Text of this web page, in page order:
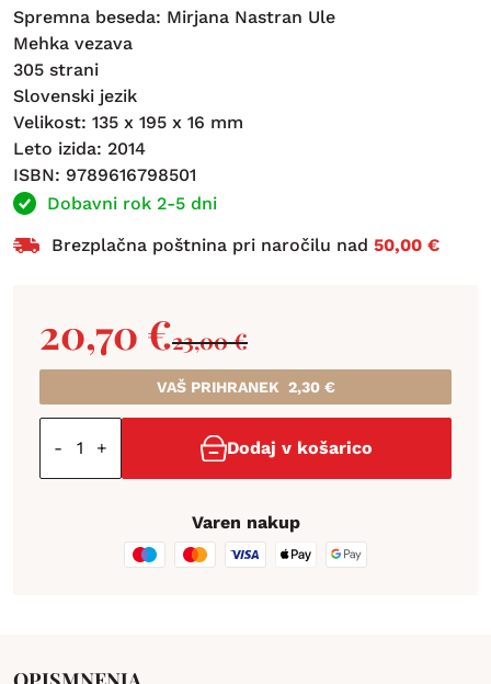
Spremna beseda: Mirjana Nastran Ule
Mehka vezava
305 strani
Slovenski jezik
Velikost: 135 x 195 x 16 mm
Leto izida: 2014
ISBN: 9789616798501
Dobavni rok 2-5 dni
Brezplačna poštnina pri naročilu nad 50,00 €
23,00€
20,70 €
VAŠ PRIHRANEK 2,30 €
- + Dodaj v košarico
Varen nakup